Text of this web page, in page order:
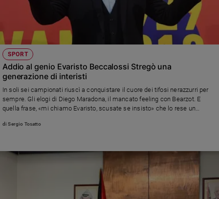
SPORT
Addio al genio Evaristo Beccalossi Stregò una
generazione di interisti
In soli sei campionati riuscì a conquistare il cuore dei tifosi nerazzurri per
sempre. Gli elogi di Diego Maradona, il mancato feeling con Bearzot. E
quella frase, «mi chiamo Evaristo, scusate se insisto» che lo rese un
di Sergio Tosatto